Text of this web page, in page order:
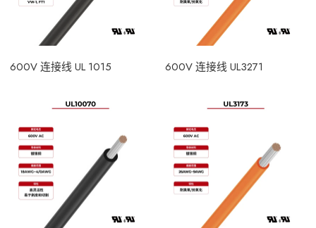
600V 连接线 UL 1015 600V 连接线 UL3271